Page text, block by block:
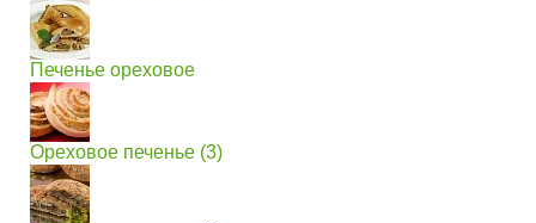
Печенье ореховое
Ореховое печенье (3)